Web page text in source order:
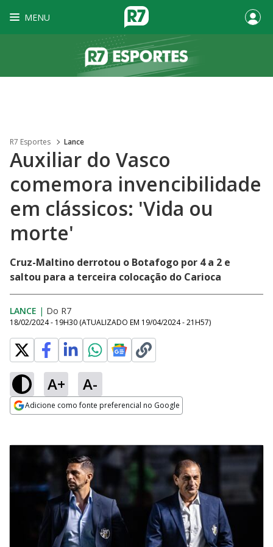
MENU
R7 Esportes Lance
Auxiliar do Vasco
comemora invencibilidade
em clássicos: 'Vida ou
morte'
Cruz-Maltino derrotou o Botafogo por 4 a 2 e
saltou para a terceira colocação do Carioca
LANCE | Do R7
18/02/2024 - 19H30 (ATUALIZADO EM 19/04/2024 - 21H57)
A+ A-
Adicione como fonte preferencial no Google